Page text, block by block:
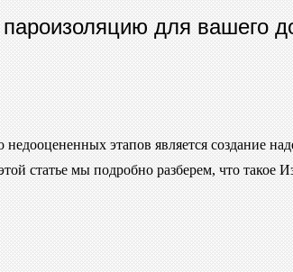
для вашего
этапов является создание
статье мы подробно разберем, что